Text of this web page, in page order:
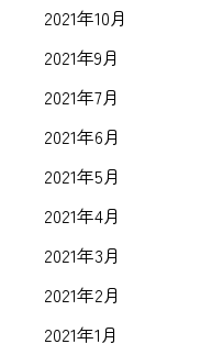
2021年10月
2021年9月
2021年7月
2021年6月
2021年5月
2021年4月
2021年3月
2021年2月
2021年1月